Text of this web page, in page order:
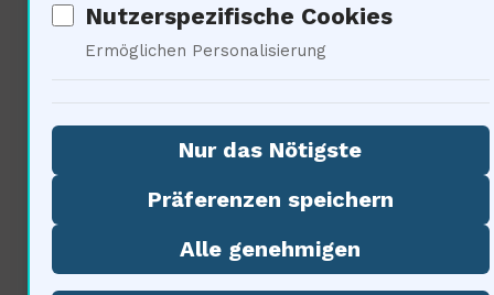
Raumfahrt fördert internationale
Zusammenarbeit. 75% der
Menschen glauben, dass
Raumfahrt Frieden fördert.
Nutzerspezifische Cookies
Ermöglichen Personalisierung
Nur das Nötigste
Präferenzen speichern
Alle genehmigen